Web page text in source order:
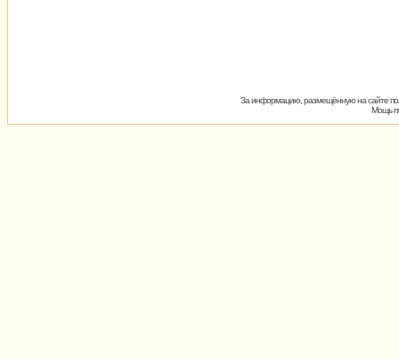
За информацию, размещённую на сайте
Мощь